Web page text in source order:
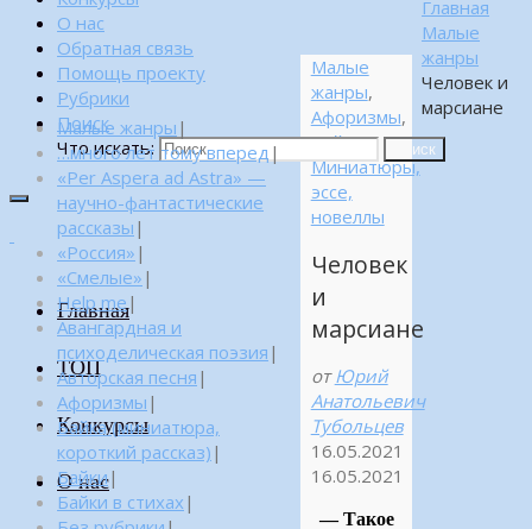
О нас
Обратная связь
Помощь проекту
Рубрики
Поиск
Что искать:
Поиск
Главная
ТОП
Конкурсы
О нас
Главная
Малые
жанры
Человек и
марсиане
Малые
жанры,
Афоризмы,
Байки,
Миниатюры,
эссе,
новеллы
Человек
и
марсиане
от Юрий
Анатольевич
Тубольцев
16.05.2021
16.05.2021
— Такое
Малые жанры |
…много лет тому вперед |
«Per Aspera ad Astra» —
научно-фантастические
рассказы |
«Россия» |
«Смелые» |
Help me|
Авангардная и
психоделическая поэзия |
Авторская песня |
Афоризмы |
Байка (миниатюра,
короткий рассказ) |
Байки|
Байки в стихах |